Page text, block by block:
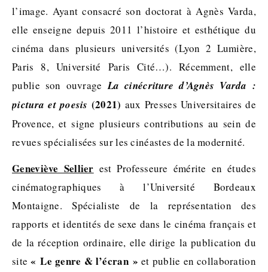
l’image. Ayant consacré son doctorat à Agnès Varda,
elle enseigne depuis 2011 l’histoire et esthétique du
cinéma dans plusieurs universités (Lyon 2 Lumière,
Paris 8, Université Paris Cité…). Récemment, elle
publie son ouvrageLa cinécriture d’Agnès Varda :
pictura et poesis (2021) aux Presses Universitaires de
Provence, et signe plusieurs contributions au sein de
revues spécialisées sur les cinéastes de la modernité.
Geneviève Sellier est Professeure émérite en études
cinématographiques à l’Université Bordeaux
Montaigne. Spécialiste de la représentation des
rapports et identités de sexe dans le cinéma français et
de la réception ordinaire, elle dirige la publication du
site« Le genre & l’écran »et publie en collaboration